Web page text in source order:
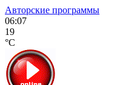
Авторские программы
06:07
19
°C